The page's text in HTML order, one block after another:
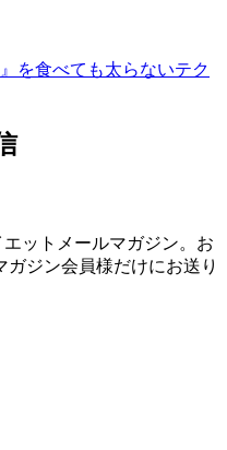
を食べても太らないテク
ットメールマガジン。お
ジン会員様だけにお送り